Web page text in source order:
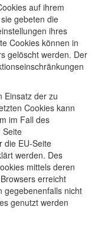
auf ihrem
gebeten die
ihres
Cookies können in
gelöscht werden. Der
Einsatz der zu
Cookies kann
im Fall des
Seite
die EU-Seite
werden. Des
mittels deren
erreicht
gegebenenfalls nicht
genutzt werden